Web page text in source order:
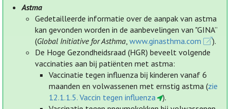
Astma
Gedetailleerde informatie over de aanpak van astma
kan gevonden worden in de aanbevelingen van "GINA”
(Global Initiative for Asthma,www.ginasthma.com
).
De Hoge Gezondheidsraad (HGR) beveelt volgende
vaccinaties aan bij patiënten met astma:
Vaccinatie tegen influenza bij kinderen vanaf 6
maanden en volwassenen met ernstig astma (zie
12.1.1.5. Vaccin tegen influenza
).